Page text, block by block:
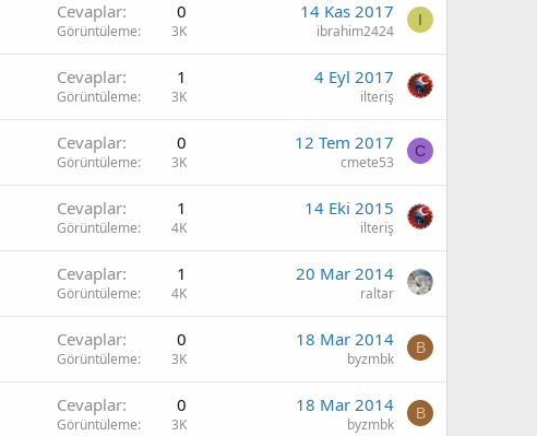
Cevaplar 0
Görüntüleme 3K
14 Kas 2017
ibrahim2424
I
Cevaplar 1
Görüntüleme 3K
4 Eyl 2017
ilteriş
Cevaplar 0
Görüntüleme 3K
12 Tem 2017
cmete53
C
Cevaplar 1
Görüntüleme 4K
14 Eki 2015
ilteriş
Cevaplar 1
Görüntüleme 4K
20 Mar 2014
raltar
Cevaplar 0
Görüntüleme 3K
18 Mar 2014
byzmbk
B
Cevaplar 0
Görüntüleme 3K
18 Mar 2014
byzmbk
B